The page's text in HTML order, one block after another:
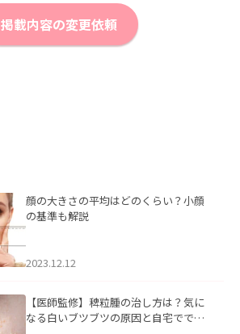
掲載内容の変更依頼
顔の大きさの平均はどのくらい？小顔
の基準も解説
2023.12.12
【医師監修】稗粒腫の治し方は？気に
なる白いブツブツの原因と自宅ででき